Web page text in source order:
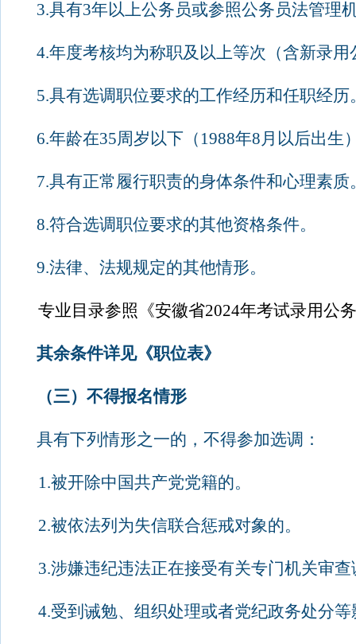
3.具有3年以上公务员或参照公务员法管理
4.年度考核均为称职及以上等次（含新录
5.具有选调职位要求的工作经历和任职经历
6.年龄在35周岁以下（ 1988年8月以后出生
7.具有正常履行职责的身体条件和心理素质
8.符合选调职位要求的其他资格条件。
9.法律、法规规定的其他情形。
专业目录参照《安徽省2024年考试录用公
其余条件详见《职位表》
（三）不得报名情形
具有下列情形之一的，不得参加选调：
1.被开除中国共产党党籍的。
2.被依法列为失信联合惩戒对象的。
3.涉嫌违纪违法正在接受有关专门机关审
4.受到诫勉、组织处理或者党纪政务处分